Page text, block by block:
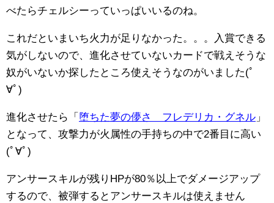
べたらチェルシーっていっぱいいるのね。
これだといまいち火力が足りなかった。。。入賞できる
気がしないので、進化させていないカードで戦えそうな
奴がいないか探したところ使えそうなのがいました(ﾟ
∀ﾟ)
進化させたら「 堕ちた夢の儚さ フレデリカ・グネル 」
となって、攻撃力が火属性の手持ちの中で2番目に高い
(ﾟ∀ﾟ)
アンサースキルが残りHPが80％以上でダメージアップ
するので、被弾するとアンサースキルは使えません